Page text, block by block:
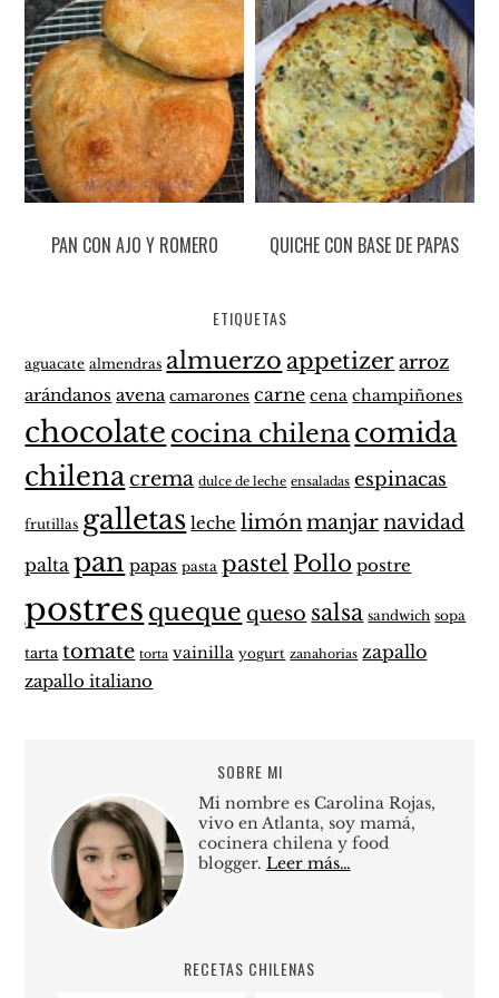
PAN CON AJO Y ROMERO QUICHE CON BASE DE PAPAS
ETIQUETAS
aguacate almendras almuerzo appetizer arroz
arándanos avena camarones carne cena champiñones
chocolate cocina chilenacomida
chilenacrema dulce de leche ensaladas espinacas
frutillas galletas leche limón manjarnavidad
palta pan papas pasta pastel Pollo postre
postres queque queso salsa sandwich sopa
tarta tomate torta vainilla yogurt zanahorias zapallo
zapallo italiano
SOBRE MI
Mi nombre es Carolina Rojas,
vivo en Atlanta, soy mamá,
cocinera chilena y food
blogger. Leer más…
RECETAS CHILENAS